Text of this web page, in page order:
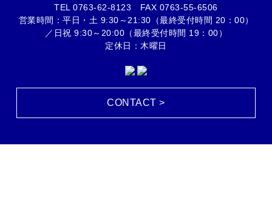
TEL0763-62-8123 FAX 0763-55-6506
営業時間：平日・土 9:30～21:30（最終受付時間 20：00）
／日祝 9:30～20:00（最終受付時間 19：00）
定休日：木曜日
CONTACT >